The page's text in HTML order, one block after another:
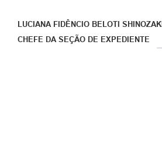
LUCIANA FIDÊNCIO BELOTI SHINOZAKI
CHEFE DA SEÇÃO DE EXPEDIENTE